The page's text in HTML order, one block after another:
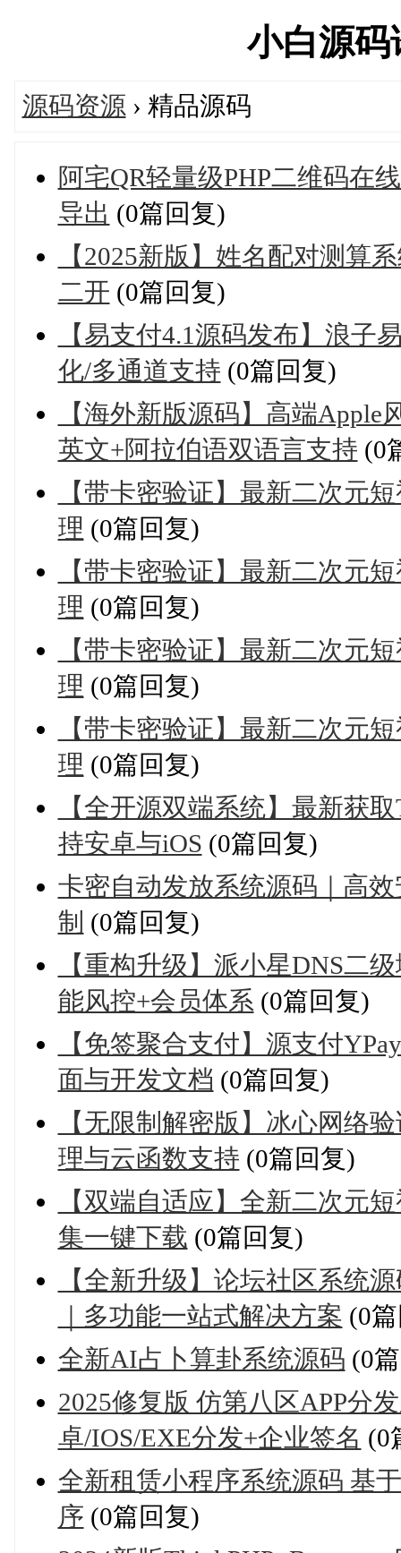
小白源
源码资源 › 精品源码
阿宅QR轻量级PHP二维码在
导出 (0篇回复)
【2025新版】姓名配对测算
二开 (0篇回复)
【易支付4.1源码发布】浪子
化/多通道支持 (0篇回复)
【海外新版源码】高端
英文+阿拉伯语双语言支持 (0
【带卡密验证】最新二次元
理 (0篇回复)
【带卡密验证】最新二次元
理 (0篇回复)
【带卡密验证】最新二次元
理 (0篇回复)
【带卡密验证】最新二次元
理 (0篇回复)
【全开源双端系统】最新获
持安卓与iOS (0篇回复)
卡密自动发放系统源码｜高
制 (0篇回复)
【重构升级】派小星DNS二
能风控+会员体系 (0篇回复)
【免签聚合支付】源支付
面与开发文档 (0篇回复)
【无限制解密版】冰心网络
理与云函数支持 (0篇回复)
【双端自适应】全新二次元
集一键下载 (0篇回复)
【全新升级】论坛社区系统
｜多功能一站式解决方案 (0
全新AI占卜算卦系统源码 (0
2025修复版 仿第八区APP分
卓/IOS/EXE分发+企业签名 (0
全新租赁小程序系统源码 基
序 (0篇回复)